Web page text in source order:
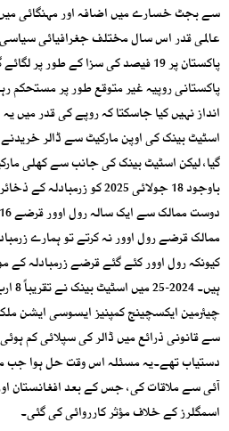
سے بجٹ خسارے میں اضافہ اور مہنگائی
عالمی قدر اس سال مختلف جغرافیائی
پاکستان پر 19 فیصد کی سزا کے طور
پاکستانی روپیہ غیر متوقع طور پر مستحکم
انداز نہیں کیا جاسکتا کہ روپے کی قدر میں
اسٹیٹ بینک کی اوپن مارکیٹ سے ڈالر
گیا، لیکن اسٹیٹ بینک کی جانب سے کھلی
ممالک قرضے رول اوور نہ کرتے تو ہمارے
چیئرمین ایکسچینج کمپنیز ایسوسی ایشن
سے قانونی ذرائع میں ڈالر کی سپلائی کم
دستیاب تھے۔یہ مسئلہ اس وقت حل ہوا
آئی سے ملاقات کی، جس کے بعد افغانستان
اسمگلرز کے خلاف مؤثر کارروائی کی گئی۔